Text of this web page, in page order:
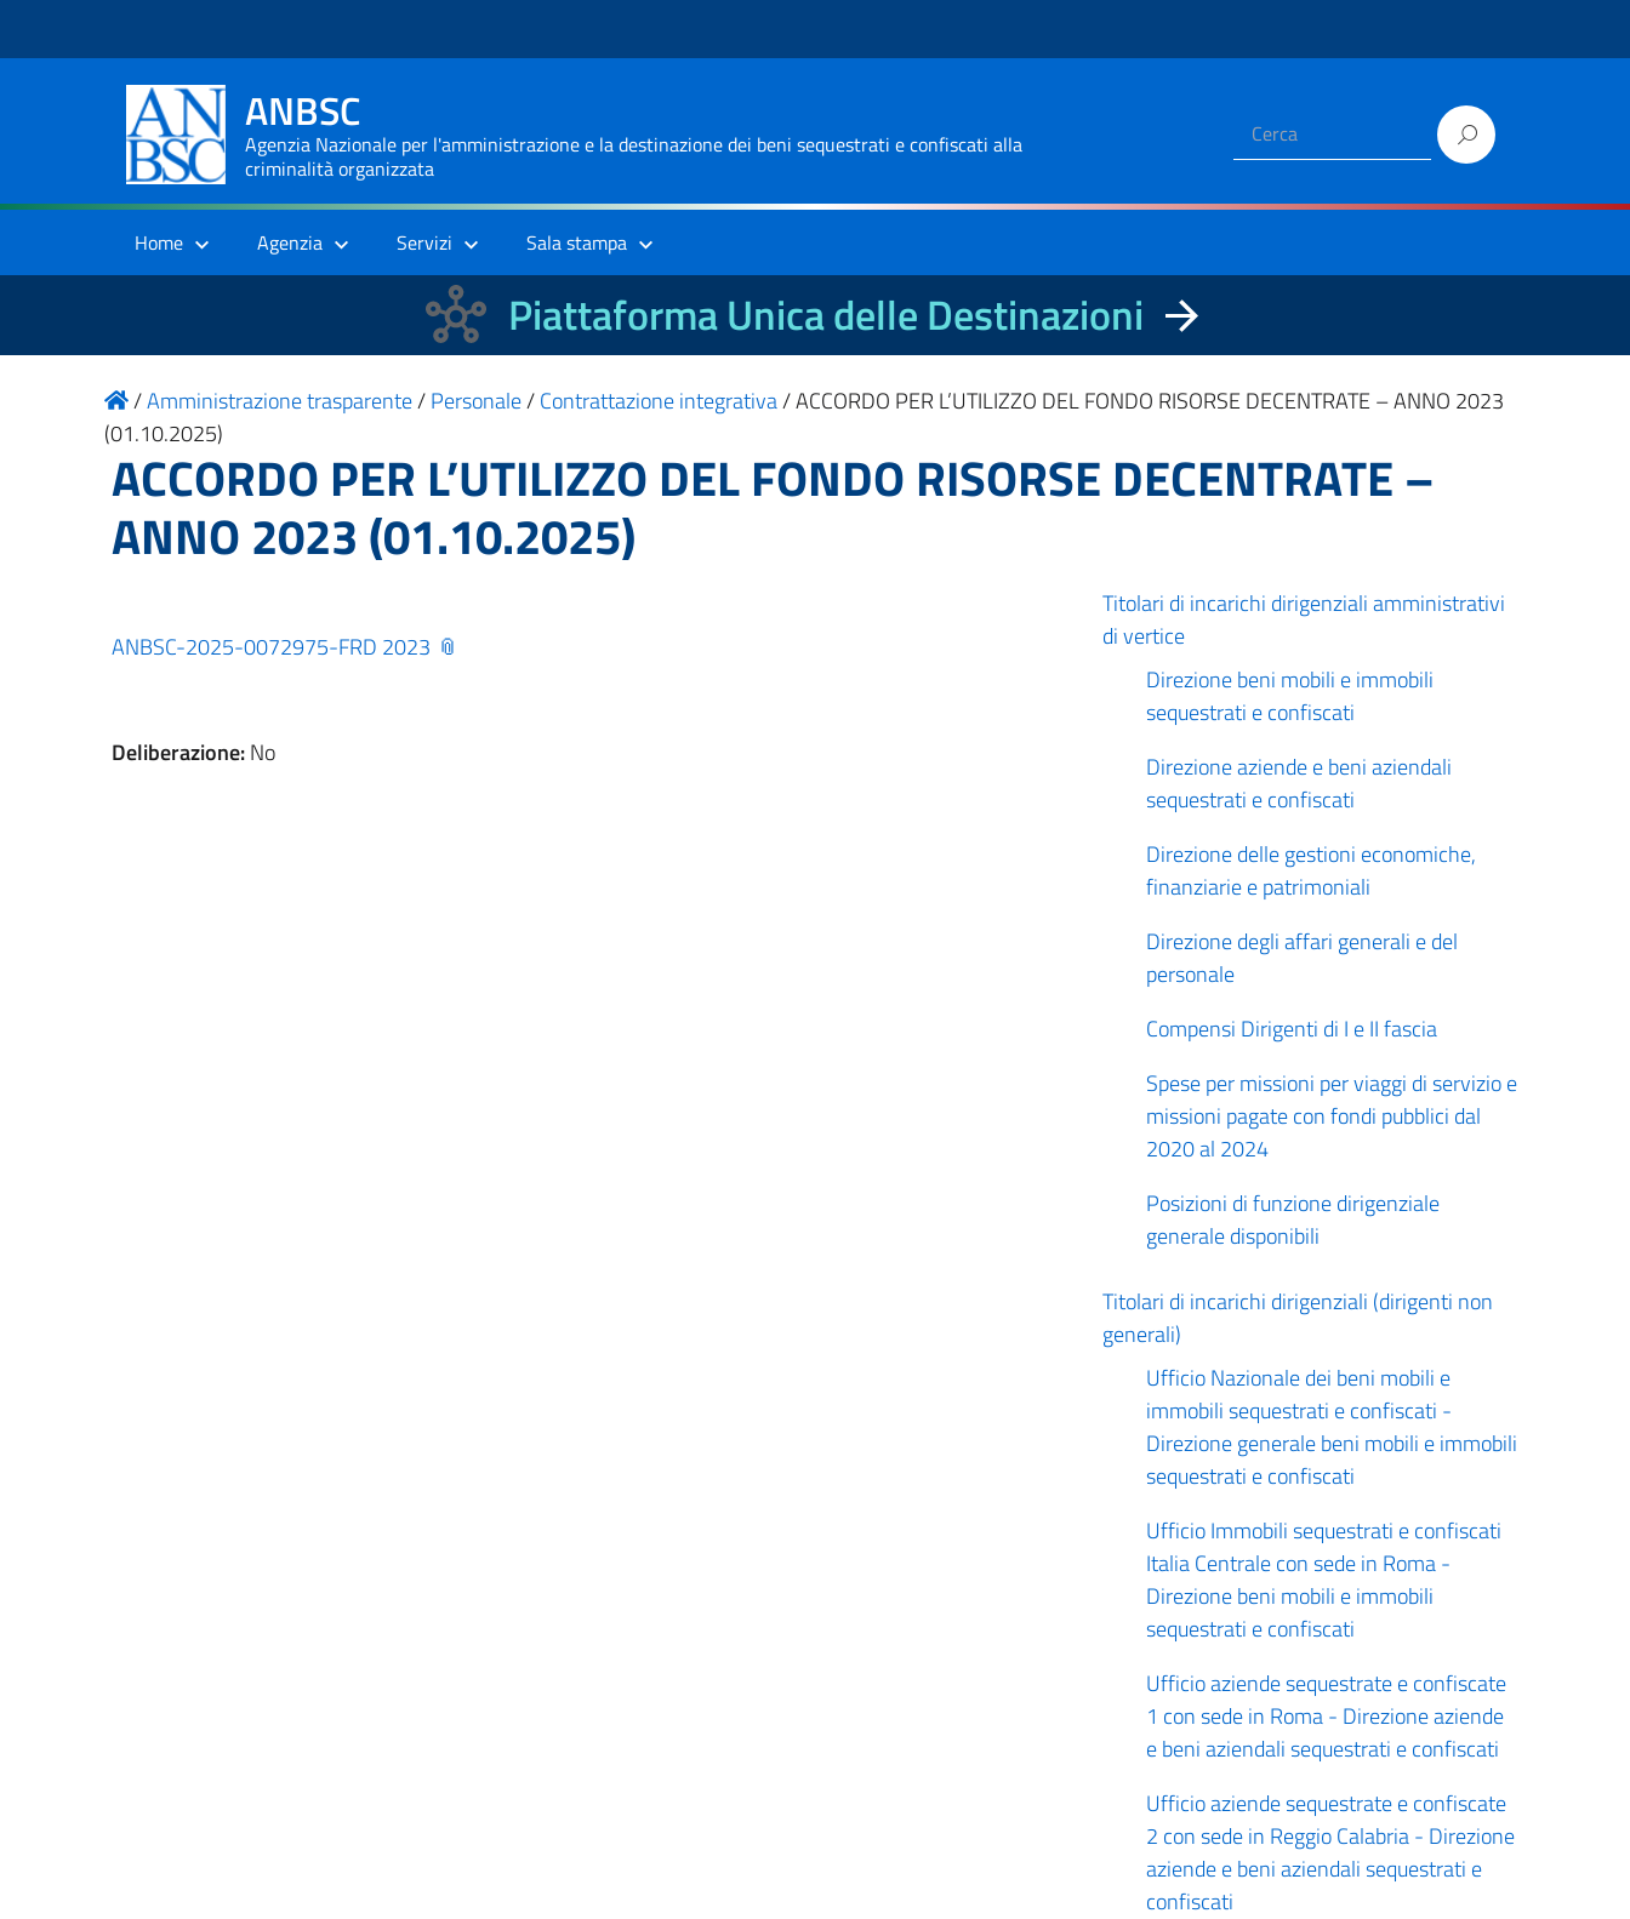
ANBSC
Agenzia Nazionale per l'amministrazione e la destinazione dei beni sequestrati e confiscati alla
criminalità organizzata
Home Agenzia Servizi Sala stampa
Piattaforma Unica delle Destinazioni
/Amministrazione trasparente/Personale/Contrattazione integrativa/ACCORDO PER L’UTILIZZO DEL FONDO RISORSE DECENTRATE – ANNO 2023
(01.10.2025)
ACCORDO PER L’UTILIZZO DEL FONDO RISORSE DECENTRATE –
ANNO 2023 (01.10.2025)
ANBSC-2025-0072975-FRD 2023
Deliberazione:No
Titolari di incarichi dirigenziali amministrativi
di vertice
Direzione beni mobili e immobili
sequestrati e confiscati
Direzione aziende e beni aziendali
sequestrati e confiscati
Direzione delle gestioni economiche,
finanziarie e patrimoniali
Direzione degli affari generali e del
personale
Compensi Dirigenti di I e II fascia
Spese per missioni per viaggi di servizio e
missioni pagate con fondi pubblici dal
2020 al 2024
Posizioni di funzione dirigenziale
generale disponibili
Titolari di incarichi dirigenziali (dirigenti non
generali)
Ufficio Nazionale dei beni mobili e
immobili sequestrati e confiscati -
Direzione generale beni mobili e immobili
sequestrati e confiscati
Ufficio Immobili sequestrati e confiscati
Italia Centrale con sede in Roma -
Direzione beni mobili e immobili
sequestrati e confiscati
Ufficio aziende sequestrate e confiscate
1 con sede in Roma - Direzione aziende
e beni aziendali sequestrati e confiscati
Ufficio aziende sequestrate e confiscate
2 con sede in Reggio Calabria - Direzione
aziende e beni aziendali sequestrati e
confiscati